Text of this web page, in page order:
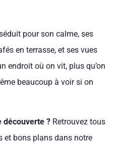
pour son calme, ses
en terrasse, et ses vues
endroit où on vit, plus qu’on
beaucoup à voir si on
découverte ?Retrouvez tous
et bons plans dans notre